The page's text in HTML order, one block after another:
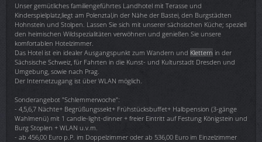
Unser gemütliches familiengeführtes Landhotel mit Terasse und
Kinderspielplatz,liegt am Polenztal,in der Nähe der Bastei, den Burgstädten
Hohnstein und Stolpen. Lassen Sie sich mit unserer sächsischen Küche; speziell
den heimischen Wildspezialitäten verwöhnen und genießen Sie unsere
komfortablen Hotelzimmer.
Das Hotel ist ein idealer Ausgangspunkt zum Wandern und Klettern in der
Sächsische Schweiz, für Fahrten in die Kunst- und Kulturstadt Dresden und
Umgebung, sowie nach Prag.
Der Internetzugang ist über WLAN möglich.
Sonderangebot "Schlemmerwoche":
- 4,5,6,7 Nächte+ Begrüßungssekt+ Frühstücksbuffet+ Halbpension (3-gänge
Wahlmenü) mit 1 candle-light-dinner + freier Eintritt auf Festung Königstein und
Burg Stoplen + WLAN u.v.m.
- ab 456,00 Euro p.P. im Doppelzimmer oder ab 536,00 Euro im Einzelzimmer